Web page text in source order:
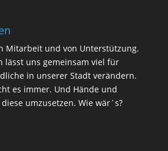
Mitarbeit und von Unterstützung.
lässt uns gemeinsam viel für
in unserer Stadt verändern.
es immer. Und Hände und
umzusetzen. Wie wär´s?